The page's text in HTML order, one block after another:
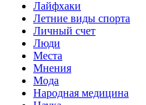
Лайфхаки
Летние виды спорта
Личный счет
Люди
Места
Мнения
Мода
Народная медицина